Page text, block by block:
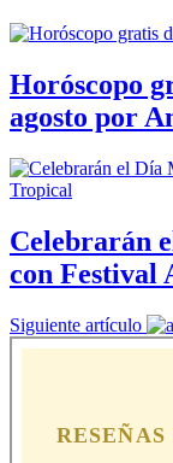
Horóscopo
agosto por
Celebrarán
con Festival
Siguiente artículo